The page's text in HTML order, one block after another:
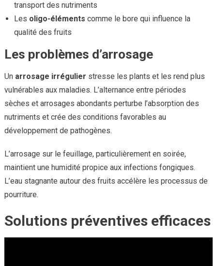
transport des nutriments
Les oligo-éléments comme le bore qui influence la
qualité des fruits
Les problèmes d’arrosage
Un arrosage irrégulier stresse les plants et les rend plus
vulnérables aux maladies. L’alternance entre périodes
sèches et arrosages abondants perturbe l’absorption des
nutriments et crée des conditions favorables au
développement de pathogènes.
L’arrosage sur le feuillage, particulièrement en soirée,
maintient une humidité propice aux infections fongiques.
L’eau stagnante autour des fruits accélère les processus de
pourriture.
Solutions préventives efficaces